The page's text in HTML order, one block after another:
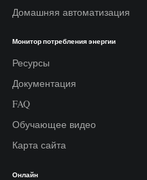
Домашняя автоматизация
Монитор потребления энергии
Ресурсы
Документация
FAQ
Обучающее видео
Карта сайта
Онлайн